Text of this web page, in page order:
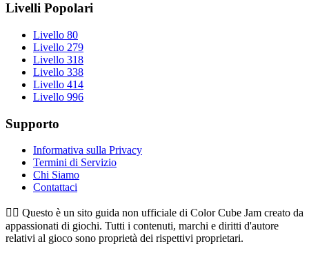
Livelli Popolari
Livello 80
Livello 279
Livello 318
Livello 338
Livello 414
Livello 996
Supporto
Informativa sulla Privacy
Termini di Servizio
Chi Siamo
Contattaci
👉🏻 Questo è un sito guida non ufficiale di Color Cube Jam creato da
appassionati di giochi. Tutti i contenuti, marchi e diritti d'autore
relativi al gioco sono proprietà dei rispettivi proprietari.